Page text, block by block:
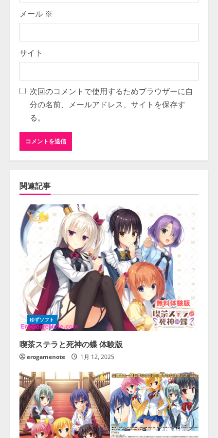
メール ※
サイト
次回のコメントで使用するためブラウザーに自
分の名前、メールアドレス、サイトを保存す
る。
関連記事
ゆずソフト
喫茶ステラと死神の蝶 体験版
erogamenote 1月 12, 2025